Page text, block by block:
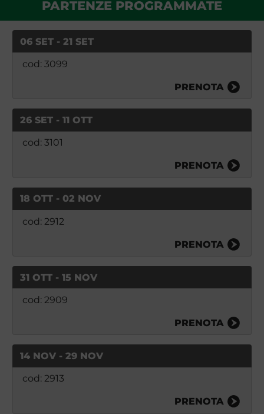
PARTENZE PROGRAMMATE
06 SET - 21 SET
cod: 3099
PRENOTA
26 SET - 11 OTT
cod: 3101
PRENOTA
18 OTT - 02 NOV
cod: 2912
PRENOTA
31 OTT - 15 NOV
cod: 2909
PRENOTA
14 NOV - 29 NOV
cod: 2913
PRENOTA